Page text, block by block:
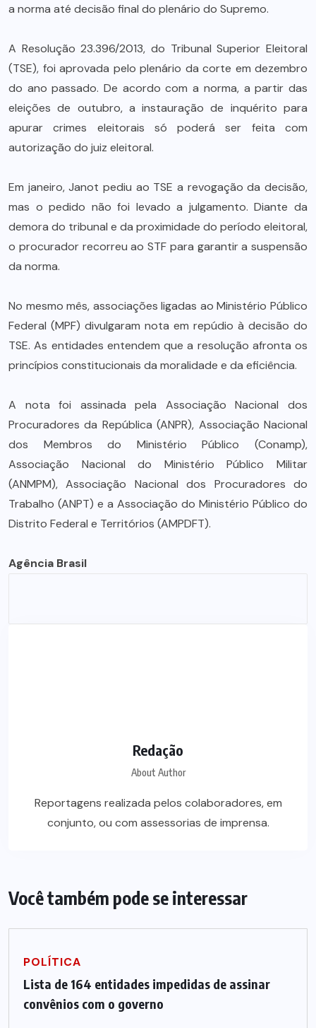
a norma até decisão final do plenário do Supremo.
A Resolução 23.396/2013, do Tribunal Superior Eleitoral
(TSE), foi aprovada pelo plenário da corte em dezembro
do ano passado. De acordo com a norma, a partir das
eleições de outubro, a instauração de inquérito para
apurar crimes eleitorais só poderá ser feita com
autorização do juiz eleitoral.
Em janeiro, Janot pediu ao TSE a revogação da decisão,
mas o pedido não foi levado a julgamento. Diante da
demora do tribunal e da proximidade do período eleitoral,
o procurador recorreu ao STF para garantir a suspensão
da norma.
No mesmo mês, associações ligadas ao Ministério Público
Federal (MPF) divulgaram nota em repúdio à decisão do
TSE. As entidades entendem que a resolução afronta os
princípios constitucionais da moralidade e da eficiência.
A nota foi assinada pela Associação Nacional dos
Procuradores da República (ANPR), Associação Nacional
dos Membros do Ministério Público (Conamp),
Associação Nacional do Ministério Público Militar
(ANMPM), Associação Nacional dos Procuradores do
Trabalho (ANPT) e a Associação do Ministério Público do
Distrito Federal e Territórios (AMPDFT).
Agência Brasil
Redação
About Author
Reportagens realizada pelos colaboradores, em
conjunto, ou com assessorias de imprensa.
Você também pode se interessar
POLÍTICA
Lista de 164 entidades impedidas de assinar
convênios com o governo